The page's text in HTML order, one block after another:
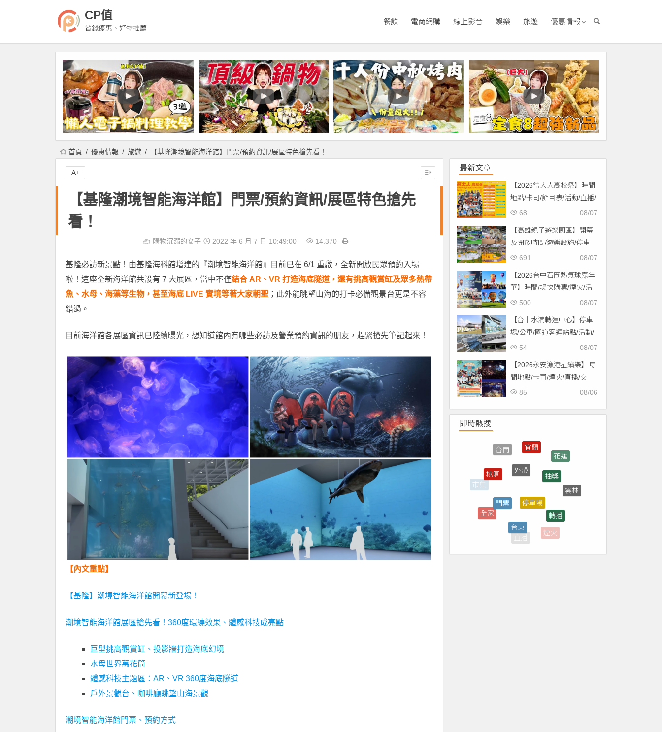
CP值
省錢優惠、好物推薦
餐飲 電商網購 線上影音 娛樂 旅遊 優惠情報
首頁 優惠情報 旅遊 【基隆潮境智能海洋館】門票/預約資訊/展區特色搶先看！
【基隆潮境智能海洋館】門票/預約資訊/展區特色搶先
看！
✍️ 購物沉溺的女子 2022 年 6 月 7 日 10:49:00 14,370
基隆必訪新景點！由基隆海科館增建的『潮境智能海洋館』目前已在 6/1 重啟，全新開放民眾預約入場
啦！這座全新海洋館共設有 7 大展區，當中不僅結合 AR、VR 打造海底隧道，還有挑高觀賞缸及眾多熱帶
魚、水母、海藻等生物，甚至海底 LIVE 實境等著大家朝聖 ；此外能眺望山海的打卡必備觀景台更是不容
錯過。
目前海洋館各展區資訊已陸續曝光，想知道館內有哪些必訪及營業預約資訊的朋友，趕緊搶先筆記起來！
【內文重點】
【基隆】潮境智能海洋館開幕新登場！
潮境智能海洋館展區搶先看！360度環繞效果、體感科技成亮點
巨型挑高觀賞缸、投影牆打造海底幻境
水母世界萬花筒
體感科技主題區：AR、VR 360度海底隧道
戶外景觀台、咖啡廳眺望山海景觀
潮境智能海洋館門票、預約方式
A+
最新文章
【2026當大人高校祭】時間
地點/卡司/節目表/活動/直播/
交通，免費入場！
08/07
68
【高雄親子遊樂園區】開幕
及開放時間/遊樂設施/停車
場/交通一次看！
08/07
691
【2026台中石岡熱氣球嘉年
華】時間/場次購票/煙火/活
動/交通，土牛運動公園登08/07
500
【台中水湳轉運中心】停車
場/公車/國道客運站點/活動/
交通，啟用免費停車！ 08/07
54
【2026永安漁港星繽樂】時
間地點/卡司/煙火/直播/交
通，免費入場！
08/06
85
即時熱搜
桃園
外帶
抽獎
免費
新竹
全家
門票
停車場
轉播
煙火
直播